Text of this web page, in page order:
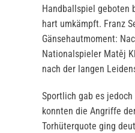
Handballspiel geboten
hart umkämpft. Franz
Gänsehautmoment:
Nationalspieler Matěj
nach der langen
Sportlich gab es
konnten die Angriffe
Torhüterquote ging